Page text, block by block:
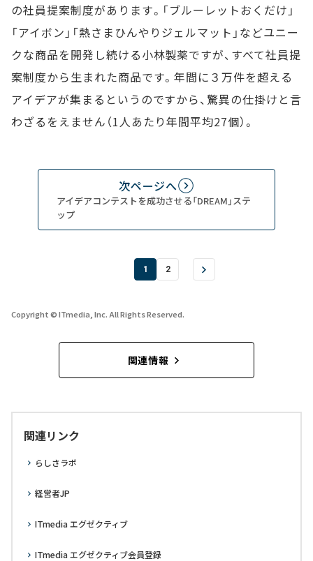
の社員提案制度があります。「ブルーレットおくだけ」
「アイボン」「熱さまひんやりジェルマット」などユニー
クな商品を開発し続ける小林製薬ですが、すべて社員提
案制度から生まれた商品です。年間に３万件を超える
アイデアが集まるというのですから、驚異の仕掛けと言
わざるをえません（1人あたり年間平均27個）。
次ページへ
アイデアコンテストを成功させる「DREAM」ステ
ップ
1 2
Copyright © ITmedia, Inc. All Rights Reserved.
関連情報
関連リンク
らしさラボ
経営者JP
ITmedia エグゼクティブ
ITmedia エグゼクティブ会員登録